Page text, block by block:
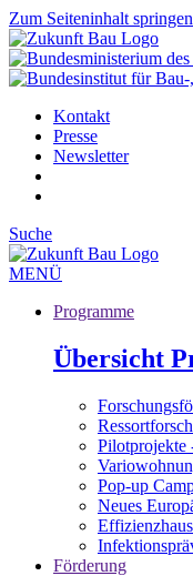
Zum Seiteninhalt springen
Kontakt
Presse
Newsletter
Suche
MENÜ
Programme
Übersicht
Pilotprojekte
Pop-up
Neues
Förderung